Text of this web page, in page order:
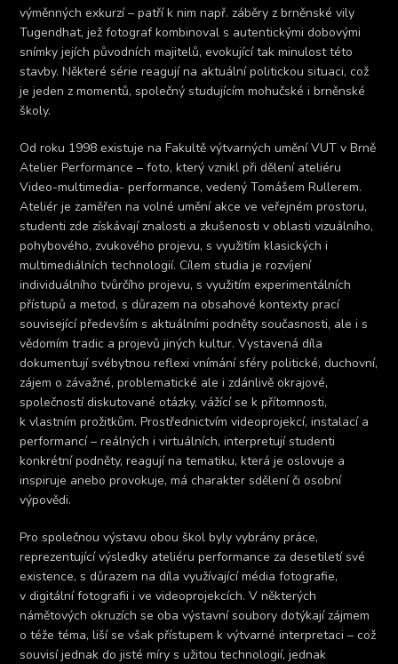
výměnných exkurzí – patří k nim např. záběry z brněnské vily
Tugendhat, jež fotograf kombinoval s autentickými dobovými
snímky jejích původních majitelů, evokující tak minulost této
stavby. Některé série reagují na aktuální politickou situaci, což
je jeden z momentů, společný studujícím mohučské i brněnské
školy.
Od roku 1998 existuje na Fakultě výtvarných umění VUT v Brně
Atelier Performance – foto, který vznikl při dělení ateliéru
Video-multimedia- performance, vedený Tomášem Rullerem.
Ateliér je zaměřen na volné umění akce ve veřejném prostoru,
studenti zde získávají znalosti a zkušenosti v oblasti vizuálního,
pohybového, zvukového projevu, s využitím klasických i
multimediálních technologií. Cílem studia je rozvíjení
individuálního tvůrčího projevu, s využitím experimentálních
přístupů a metod, s důrazem na obsahové kontexty prací
související především s aktuálními podněty současnosti, ale i s
vědomím tradic a projevů jiných kultur. Vystavená díla
dokumentují svébytnou reflexi vnímání sféry politické, duchovní,
zájem o závažné, problematické ale i zdánlivě okrajové,
společností diskutované otázky, vážící se k přítomnosti,
k vlastním prožitkům. Prostřednictvím videoprojekcí, instalací a
performancí – reálných i virtuálních, interpretují studenti
konkrétní podněty, reagují na tematiku, která je oslovuje a
inspiruje anebo provokuje, má charakter sdělení či osobní
výpovědi.
Pro společnou výstavu obou škol byly vybrány práce,
reprezentující výsledky ateliéru performance za desetiletí své
existence, s důrazem na díla využívající média fotografie,
v digitální fotografii i ve videoprojekcích. V některých
námětových okruzích se oba výstavní soubory dotýkají zájmem
o téže téma, liší se však přístupem k výtvarné interpretaci – což
souvisí jednak do jisté míry s užitou technologií, jednak